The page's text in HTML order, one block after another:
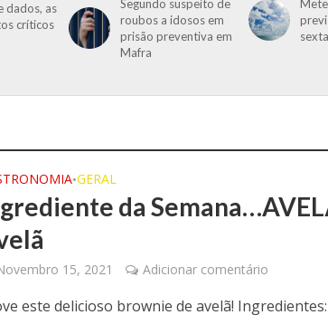
dados, as
críticos
Segundo suspeito de
roubos a idosos em
prisão preventiva em
Mafra
•GERAL
da
15, 2021 Adicionar comentário
este delicioso brownie de avelã!